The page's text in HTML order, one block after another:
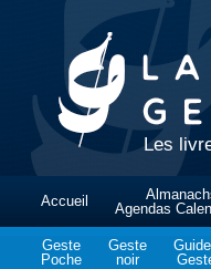
Les
Accueil
Agendas
Geste
Poche
Geste
noir